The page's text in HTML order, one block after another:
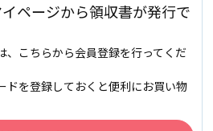
ページから領収書が発行で
、こちらから会員登録を行ってくだ
ドを登録しておくと便利にお買い物